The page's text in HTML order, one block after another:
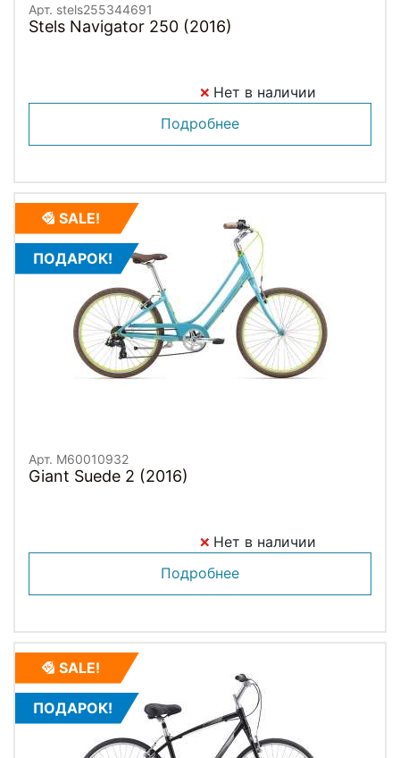
Арт. stels255344691
Stels Navigator 250 (2016)
Нет в наличии
Подробнее
SALE!
ПОДАРОК!
Арт. M60010932
Giant Suede 2 (2016)
Нет в наличии
Подробнее
SALE!
ПОДАРОК!